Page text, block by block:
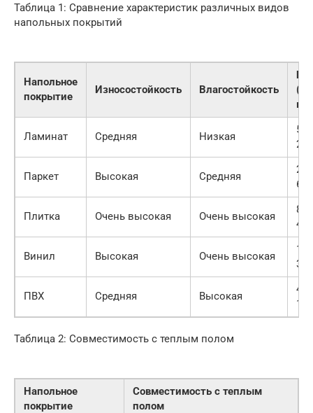
Таблица 1: Сравнение характеристик различных видов
напольных покрытий
Напольное
покрытие
Износостойкость Влагостойкость
м2)
Ламинат Средняя Низкая
Паркет Высокая Средняя
Плитка Очень высокая Очень высокая
Винил Высокая Очень высокая
ПВХ Средняя Высокая
Таблица 2: Совместимость с теплым полом
Напольное
покрытие
Совместимость с теплым
полом